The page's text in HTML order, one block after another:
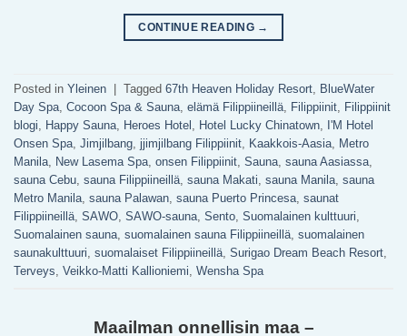
CONTINUE READING →
Posted in Yleinen Tagged 67th Heaven Holiday Resort
BlueWater
Day Spa Cocoon Spa & Sauna elämä Filippiineillä Filippiinit
Filippiinit
blogi
Happy Sauna Heroes Hotel Hotel Lucky Chinatown
I'M Hotel
Onsen Spa Jimjilbang jjimjilbang Filippiinit Kaakkois-Aasia
Metro
Manila
New Lasema Spa onsen Filippiinit Sauna sauna Aasiassa
sauna Cebu sauna Filippiineillä sauna Makati sauna Manila sauna
Metro Manila sauna Palawan sauna Puerto Princesa saunat
Filippiineillä SAWO SAWO-sauna Sento Suomalainen kulttuuri
Suomalainen sauna suomalainen sauna Filippiineillä suomalainen
saunakulttuuri suomalaiset Filippiineillä Surigao Dream Beach Resort
Terveys Veikko-Matti Kallioniemi Wensha Spa
Maailman onnellisin maa –